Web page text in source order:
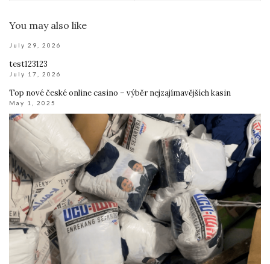
You may also like
July 29, 2026
test123123
July 17, 2026
Top nové české online casino – výběr nejzajímavějších kasin
May 1, 2025